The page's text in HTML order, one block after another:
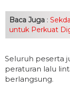
Baca Juga :
untuk Perkuat
Seluruh peserta
peraturan lalu
berlangsung.